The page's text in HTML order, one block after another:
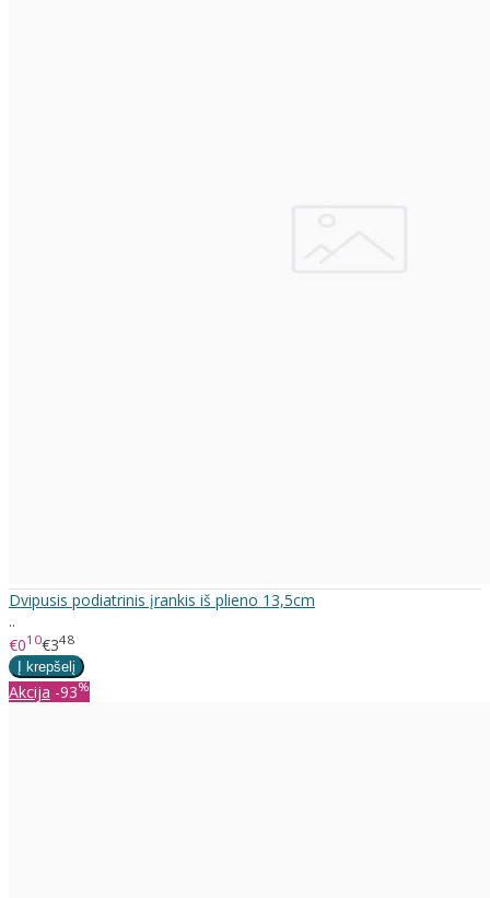
Dvipusis podiatrinis įrankis iš plieno 13,5cm
..
€010€348
Akcija -93%